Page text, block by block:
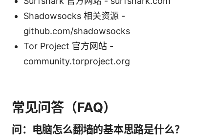
Shadowsocks 相关资源 -
github.com/shadowsocks
Tor Project 官方网站 -
community.torproject.org
常见问答（FAQ）
问：电脑怎么翻墙的基本思路是什么？